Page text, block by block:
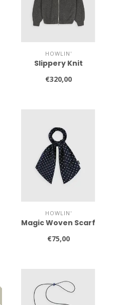
HOWLIN'
Slippery Knit
€320,00
HOWLIN'
Magic Woven Scarf
€75,00